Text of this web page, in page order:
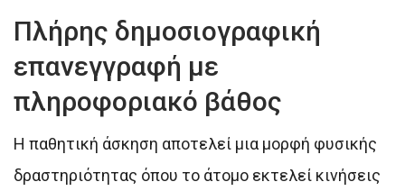
Πλήρης δημοσιογραφική
επανεγγραφή με
πληροφοριακό βάθος
Η παθητική άσκηση αποτελεί μια μορφή φυσικής
δραστηριότητας όπου το άτομο εκτελεί κινήσεις